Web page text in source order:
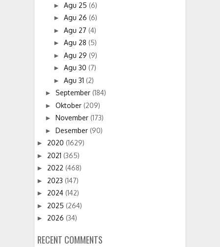
► Agu 25 (6)
► Agu 26 (6)
► Agu 27 (4)
► Agu 28 (5)
► Agu 29 (9)
► Agu 30 (7)
► Agu 31 (2)
► September (184)
► Oktober (209)
► November (173)
► Desember (90)
► 2020 (1629)
► 2021 (365)
► 2022 (468)
► 2023 (147)
► 2024 (142)
► 2025 (264)
► 2026 (34)
RECENT COMMENTS